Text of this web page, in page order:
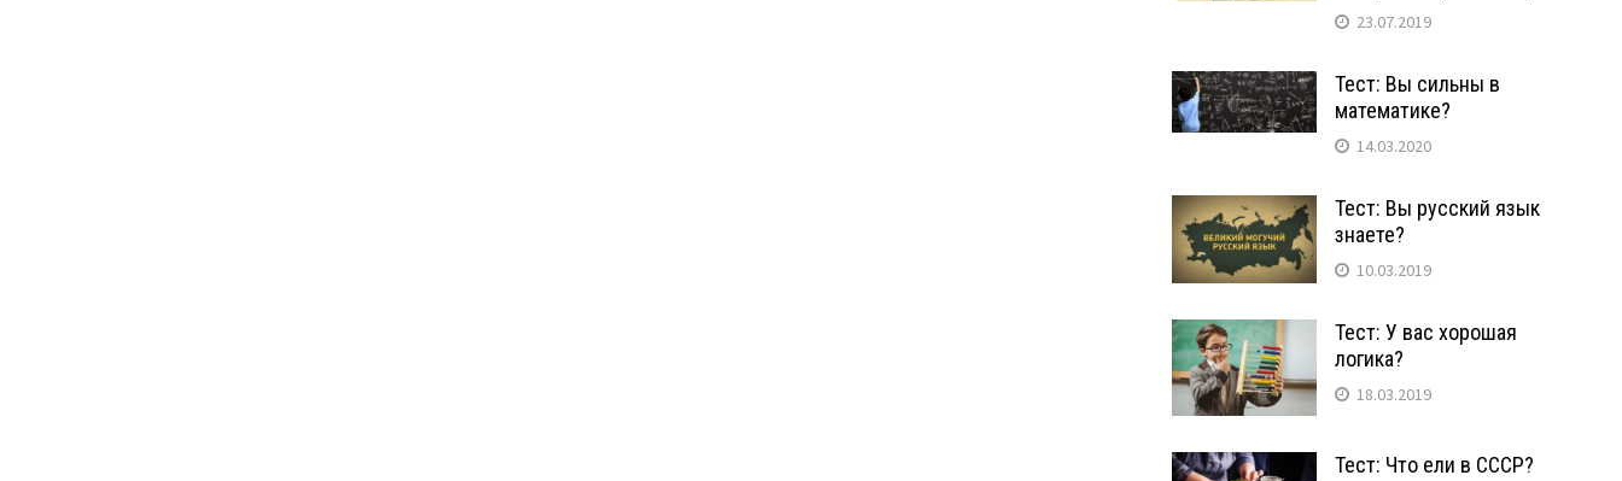
23.07.2019
Тест: Вы сильны в
математике?
14.03.2020
Тест: Вы русский язык
знаете?
10.03.2019
Тест: У вас хорошая
логика?
18.03.2019
Тест: Что ели в СССР?